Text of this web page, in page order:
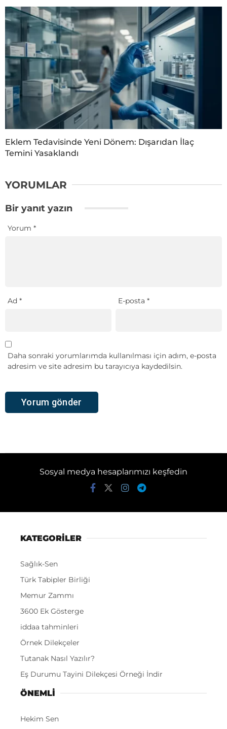
Eklem Tedavisinde Yeni Dönem: Dışarıdan İlaç
Temini Yasaklandı
YORUMLAR
Bir yanıt yazın
Yorum *
Ad * E-posta*
Daha sonraki yorumlarımda kullanılması için adım, e-posta
adresim ve site adresim bu tarayıcıya kaydedilsin.
Sosyal medya hesaplarımızı keşfedin
KATEGORİLER
Sağlık-Sen
Türk Tabipler Birliği
Memur Zammı
3600 Ek Gösterge
iddaa tahminleri
Örnek Dilekçeler
Tutanak Nasıl Yazılır?
Eş Durumu Tayini Dilekçesi Örneği İndir
ÖNEMLI
Hekim Sen